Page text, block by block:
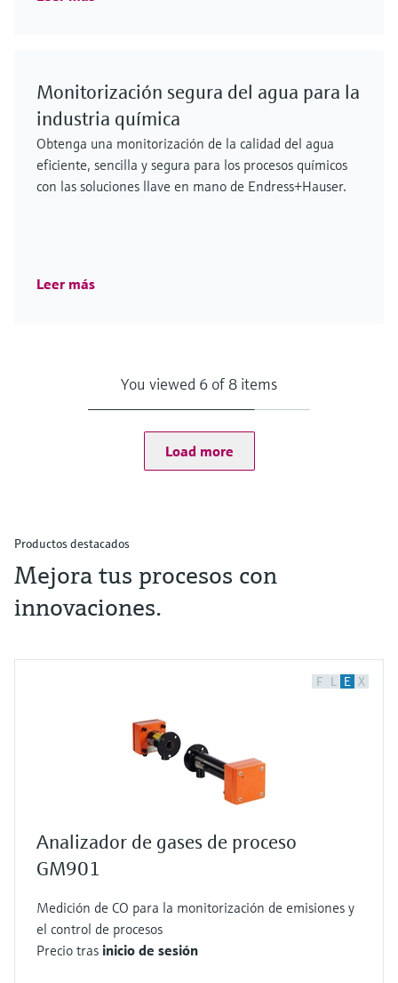
Monitorización segura del agua para la
industria química
Obtenga una monitorización de la calidad del agua
eficiente, sencilla y segura para los procesos químicos
con las soluciones llave en mano de Endress+Hauser.
Leer más
You viewed 6 of 8 items
Load more
Productos destacados
Mejora tus procesos con
innovaciones.
F L E X
Analizador de gases de proceso
GM901
Medición de CO para la monitorización de emisiones y
el control de procesos
Precio tras inicio de sesión